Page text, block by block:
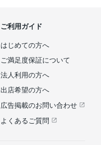
ご利用ガイド
はじめての方へ
ご満足度保証について
法人利用の方へ
出店希望の方へ
広告掲載のお問い合わせ
よくあるご質問